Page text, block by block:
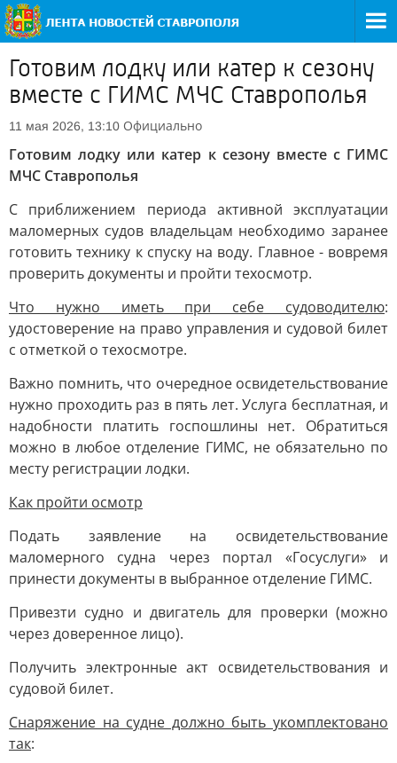
Готовим лодку или катер к сезону
вместе с ГИМС МЧС Ставрополья
11 мая 2026, 13:10 Официально
Готовим лодку или катер к сезону вместе с ГИМС
МЧС Ставрополья
С приближением периода активной эксплуатации
маломерных судов владельцам необходимо заранее
готовить технику к спуску на воду. Главное - вовремя
проверить документы и пройти техосмотр.
Что нужно иметь при себе судоводителю:
удостоверение на право управления и судовой билет
с отметкой о техосмотре.
Важно помнить, что очередное освидетельствование
нужно проходить раз в пять лет. Услуга бесплатная, и
надобности платить госпошлины нет. Обратиться
можно в любое отделение ГИМС, не обязательно по
месту регистрации лодки.
Как пройти осмотр
Подать заявление на освидетельствование
маломерного судна через портал «Госуслуги» и
принести документы в выбранное отделение ГИМС.
Привезти судно и двигатель для проверки (можно
через доверенное лицо).
Получить электронные акт освидетельствования и
судовой билет.
Снаряжение на судне должно быть укомплектовано
так: